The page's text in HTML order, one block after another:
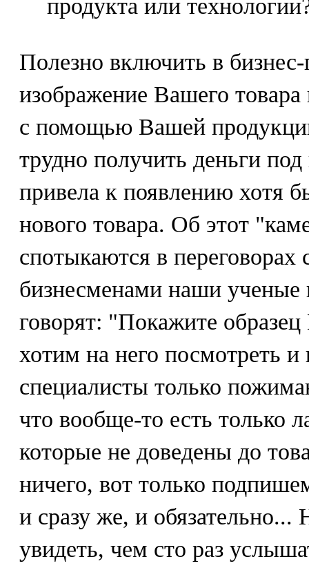
продукта или
Полезно включить в бизнес-
изображение Вашего
с помощью Вашей
трудно получить деньги
привела к появлению хотя
нового товара. Об этот
спотыкаются в
бизнесменами наши
говорят: "Покажите
хотим на него посмотреть
специалисты только
что вообще-то есть только
которые не доведены до
ничего, вот только
и сразу же, и
увидеть, чем сто раз